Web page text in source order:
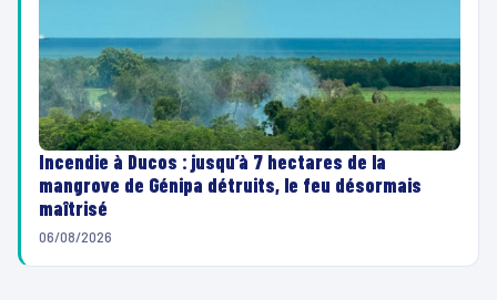
Incendie à Ducos : jusqu’à 7 hectares de la
mangrove de Génipa détruits, le feu désormais
maîtrisé
06/08/2026